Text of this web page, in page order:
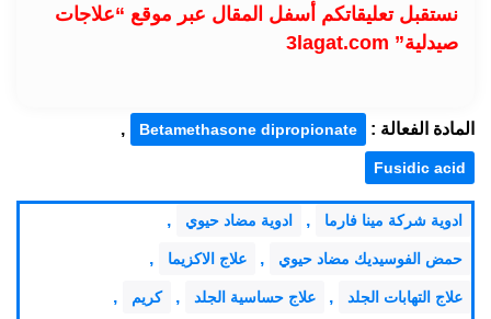
نستقبل تعليقاتكم أسفل المقال عبر موقع “علاجات
صيدلية” 3lagat.com
المادة الفعالة : Betamethasone dipropionate
,
Fusidic acid
ادوية شركة مينا فارما , ادوية مضاد حيوي ,
حمض الفوسيديك مضاد حيوي , علاج الاكزيما ,
علاج التهابات الجلد , علاج حساسية الجلد , كريم ,